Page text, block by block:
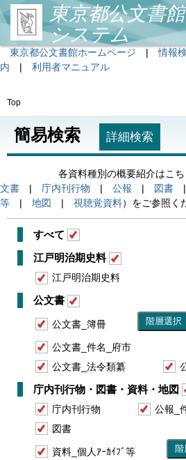
東京都公文書
システム
東京都公文書館ホームページ |情報
内 | 利用者マニュアル
Top
簡易検索 詳細検索
各資料種別の概要紹介はこち
文書 | 庁内刊行物 | 公報 | 図書
等 | 地図 | 視聴覚資料）をご参照く
すべて
江戸明治期史料
江戸明治期史料
公文書
公文書_簿冊
公文書_件名_府市
公文書_法令類纂
庁内刊行物・図書・資料・地図
庁内刊行物
公報_
図書
資料_個人ｱｰｶｲﾌﾞ等